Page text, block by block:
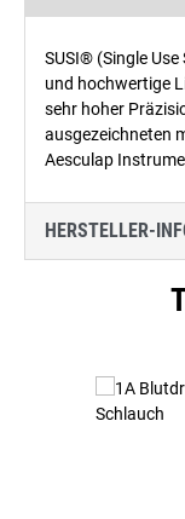
SUSI® (Single
und hochwertige
sehr hoher
ausgezeichneten
Aesculap
HERSTELLER-